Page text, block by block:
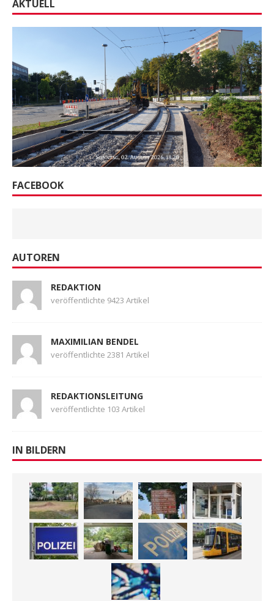
AKTUELL
FACEBOOK
AUTOREN
REDAKTION
veröffentlichte 9423 Artikel
MAXIMILIAN BENDEL
veröffentlichte 2381 Artikel
REDAKTIONSLEITUNG
veröffentlichte 103 Artikel
IN BILDERN